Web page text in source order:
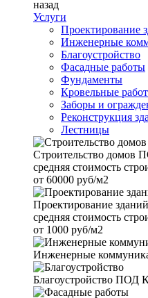
назад
Услуги
Проектирование
Инженерные
Благоустройство
Фасадные работы
Фундаменты
Кровельные
Заборы и
Реконструкция
Лестницы
Строительство домов
средняя стоимость
от 60000 руб/м2
Проектирование зданий
средняя стоимость
от 1000 руб/м2
Инженерные
Благоустройство ПОД